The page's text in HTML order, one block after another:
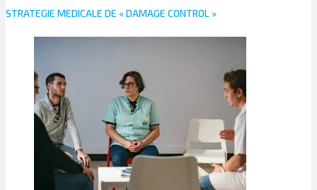
STRATEGIE MEDICALE DE « DAMAGE CONTROL »